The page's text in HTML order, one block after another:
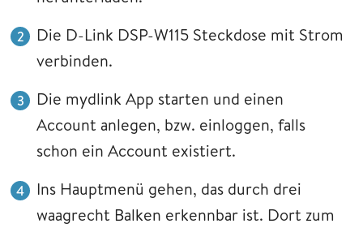
Die D-Link DSP-W115 Steckdose mit Strom
verbinden.
Die mydlink App starten und einen
Account anlegen, bzw. einloggen, falls
schon ein Account existiert.
Ins Hauptmenü gehen, das durch drei
waagrecht Balken erkennbar ist. Dort zum